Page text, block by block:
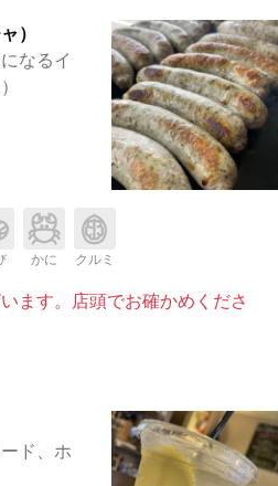
）
なるイ
かに クルミ
ます。店頭でお確かめくださ
ド、ホ